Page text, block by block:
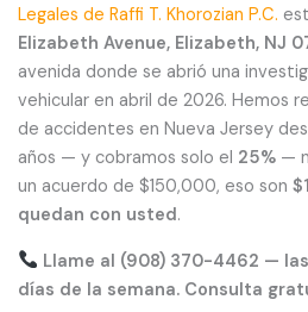
Legales de Raffi T. Khorozian P.C.
Elizabeth Avenue, Elizabeth, NJ
avenida donde se abrió una
vehicular en abril de 2026. Hemos
de accidentes en Nueva Jersey
años — y cobramos solo el 25% —
un acuerdo de $150,000, eso son
quedan con usted.
Llame al (908) 370-4462 —
días de la semana. Consulta